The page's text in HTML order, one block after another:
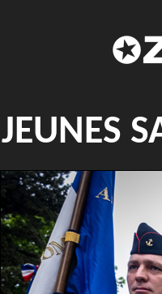
JEUNES